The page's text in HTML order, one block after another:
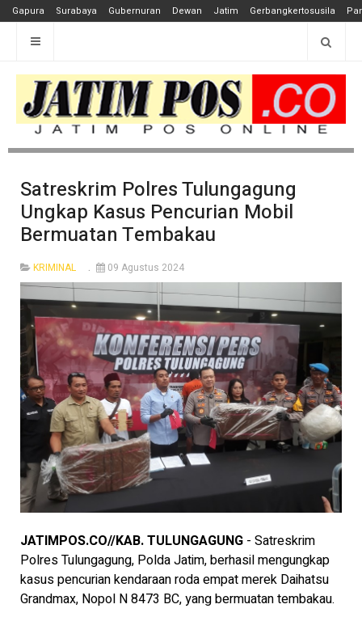
Gapura Surabaya Gubernuran Dewan Jatim Gerbangkertosusila
Satreskrim Polres Tulungagung
Ungkap Kasus Pencurian Mobil
Bermuatan Tembakau
KRIMINAL 09 Agustus 2024
JATIMPOS.CO//KAB. TULUNGAGUNG - Satreskrim
Polres Tulungagung, Polda Jatim, berhasil mengungkap
kasus pencurian kendaraan roda empat merek Daihatsu
Grandmax, Nopol N 8473 BC, yang bermuatan tembakau.